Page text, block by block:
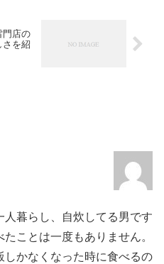
門店の
さを紹
暮らし、自炊してる男です
ことは一度もありません。
かなくなった時に食べるの